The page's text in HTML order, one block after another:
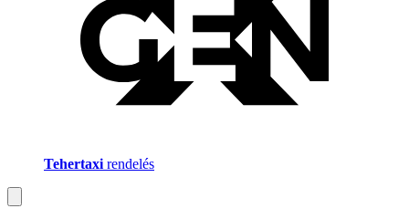
Tehertaxi rendelés